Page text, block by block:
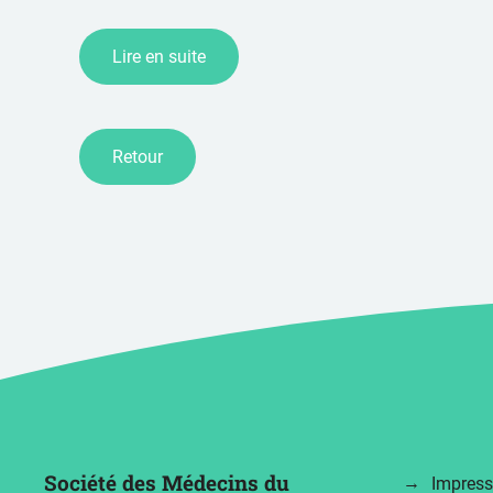
Lire en suite
Retour
Société des Médecins du